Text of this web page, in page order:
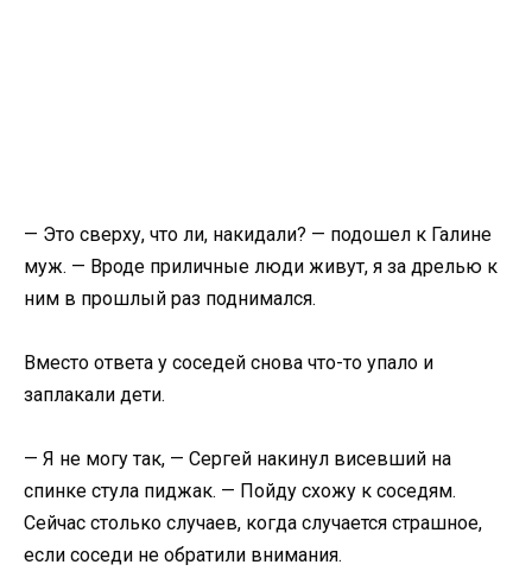
— Это сверху, что ли, накидали? — подошел к Галине
муж. — Вроде приличные люди живут, я за дрелью к
ним в прошлый раз поднимался.
Вместо ответа у соседей снова что-то упало и
заплакали дети.
— Я не могу так, — Сергей накинул висевший на
спинке стула пиджак. — Пойду схожу к соседям.
Сейчас столько случаев, когда случается страшное,
если соседи не обратили внимания.